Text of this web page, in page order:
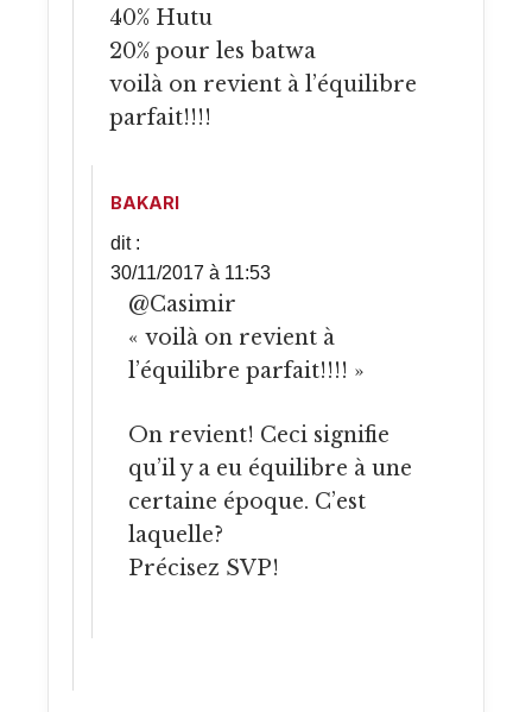
40% Hutu
20% pour les batwa
voilà on revient à l’équilibre
parfait!!!!
BAKARI
dit :
30/11/2017 à 11:53
@Casimir
« voilà on revient à
l’équilibre parfait!!!! »
On revient! Ceci signifie
qu’il y a eu équilibre à une
certaine époque. C’est
laquelle?
Précisez SVP!